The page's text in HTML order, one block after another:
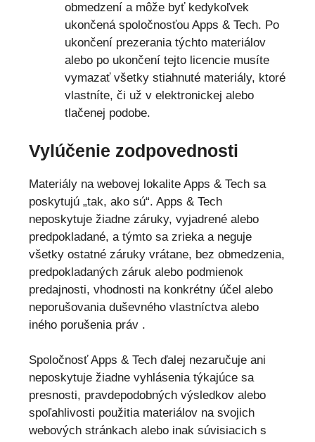
obmedzení a môže byť kedykoľvek
ukončená spoločnosťou Apps & Tech. Po
ukončení prezerania týchto materiálov
alebo po ukončení tejto licencie musíte
vymazať všetky stiahnuté materiály, ktoré
vlastníte, či už v elektronickej alebo
tlačenej podobe.
Vylúčenie zodpovednosti
Materiály na webovej lokalite Apps & Tech sa
poskytujú „tak, ako sú“. Apps & Tech
neposkytuje žiadne záruky, vyjadrené alebo
predpokladané, a týmto sa zrieka a neguje
všetky ostatné záruky vrátane, bez obmedzenia,
predpokladaných záruk alebo podmienok
predajnosti, vhodnosti na konkrétny účel alebo
neporušovania duševného vlastníctva alebo
iného porušenia práv .
Spoločnosť Apps & Tech ďalej nezaručuje ani
neposkytuje žiadne vyhlásenia týkajúce sa
presnosti, pravdepodobných výsledkov alebo
spoľahlivosti použitia materiálov na svojich
webových stránkach alebo inak súvisiacich s